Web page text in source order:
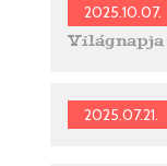
2025.10.07.
2025.07.21.